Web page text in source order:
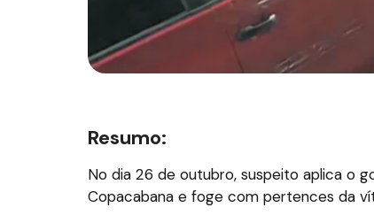
Resumo:
No dia 26 de outubro, suspeito aplica o
Copacabana e foge com pertences da